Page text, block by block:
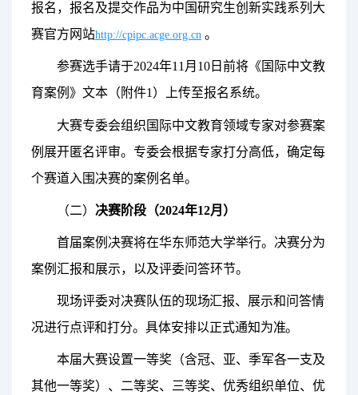
报名，报名及提交作品为中国研究生创新实践系列大
赛官方网站http://cpipc.acge.org.cn 。
参赛选手请于2024年11 月 10日前将《国际中文教
育案例》文本（附件1 ）上传至报名系统。
大赛专委会组织国际中文教育领域专家对参赛案
例展开匿名评审。 专委会根据专家打分高低，确定每
个赛道入围决赛的案例名单。
（二） 决赛阶段（2024年12月）
首届案例决赛将在华东师范大学举行。决赛分为
案例汇报和展示，以及评委问答环节。
现场评委对决赛队伍的现场汇报、 展示和问答情
况进行点评和打分。具体安排以正式通知为准。
本届大赛设置一等奖（含冠、亚、季军各一支及
其他一等奖）、二等奖、三等奖、优秀组织单位、优